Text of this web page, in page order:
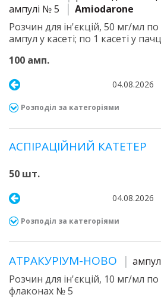
ампулі № 5
Amiodarone
Розчин для ін'єкцій, 50 мг/мл
ампул у касеті; по 1 касеті у
100 амп.
04.08.2026
Розподіл за категоріями
АСПІРАЦІЙНИЙ КАТЕТЕР
50 шт.
04.08.2026
Розподіл за категоріями
АТРАКУРІУМ-НОВО
Розчин для ін'єкцій, 10 мг/мл
флаконах № 5